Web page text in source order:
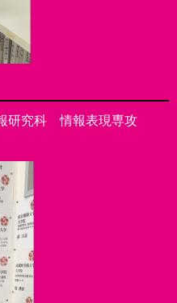
研究科 情報表現専攻